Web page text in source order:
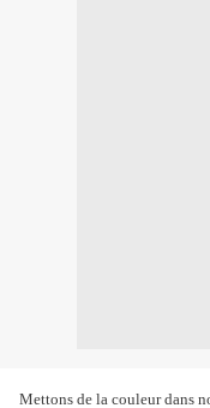
Mettons de la couleur dans